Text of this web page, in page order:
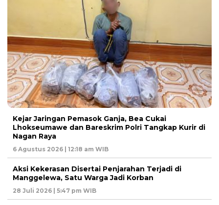
Kejar Jaringan Pemasok Ganja, Bea Cukai
Lhokseumawe dan Bareskrim Polri Tangkap Kurir di
Nagan Raya
6 Agustus 2026 | 12:18 am WIB
Aksi Kekerasan Disertai Penjarahan Terjadi di
Manggelewa, Satu Warga Jadi Korban
28 Juli 2026 | 5:47 pm WIB